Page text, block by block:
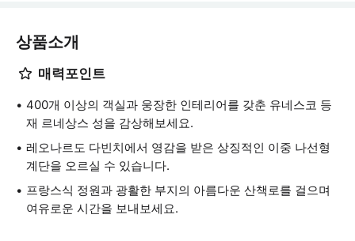
상품소개
매력포인트
400개 이상의 객실과 웅장한 인테리어를 갖춘 유네스코 등
재 르네상스 성을 감상해보세요.
레오나르도 다빈치에서 영감을 받은 상징적인 이중 나선형
계단을 오르실 수 있습니다.
프랑스식 정원과 광활한 부지의 아름다운 산책로를 걸으며
여유로운 시간을 보내보세요.